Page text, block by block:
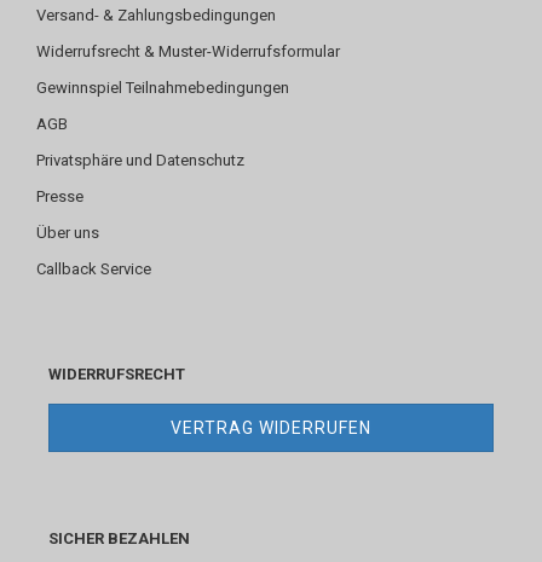
Versand- & Zahlungsbedingungen
Widerrufsrecht & Muster-Widerrufsformular
Gewinnspiel Teilnahmebedingungen
AGB
Privatsphäre und Datenschutz
Presse
Über uns
Callback Service
WIDERRUFSRECHT
VERTRAG WIDERRUFEN
SICHER BEZAHLEN